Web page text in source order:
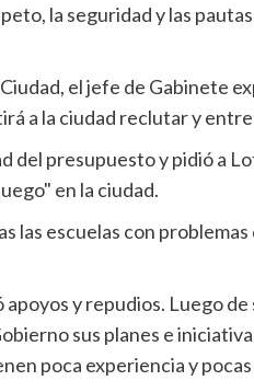
la seguridad y las
el jefe de Gabinete
a la ciudad reclutar y
del presupuesto y pidió a
en la ciudad.
las escuelas con
y repudios. Luego
sus planes e
poca experiencia y pocas